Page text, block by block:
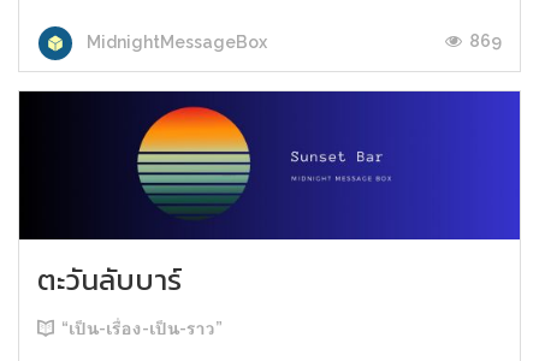
MidnightMessageBox 869
ตะวันลับบาร์
“เป็น-เรื่อง-เป็น-ราว”